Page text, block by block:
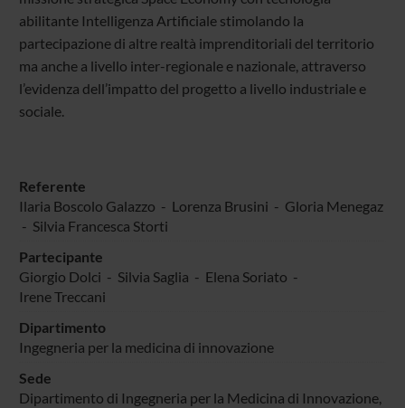
abilitante Intelligenza Artificiale stimolando la
partecipazione di altre realtà imprenditoriali del territorio
ma anche a livello inter-regionale e nazionale, attraverso
l’evidenza dell’impatto del progetto a livello industriale e
sociale.
Referente
Ilaria Boscolo Galazzo - Lorenza Brusini - Gloria Menegaz
- Silvia Francesca Storti
Partecipante
Giorgio Dolci - Silvia Saglia - Elena Soriato -
Irene Treccani
Dipartimento
Ingegneria per la medicina di innovazione
Sede
Dipartimento di Ingegneria per la Medicina di Innovazione,